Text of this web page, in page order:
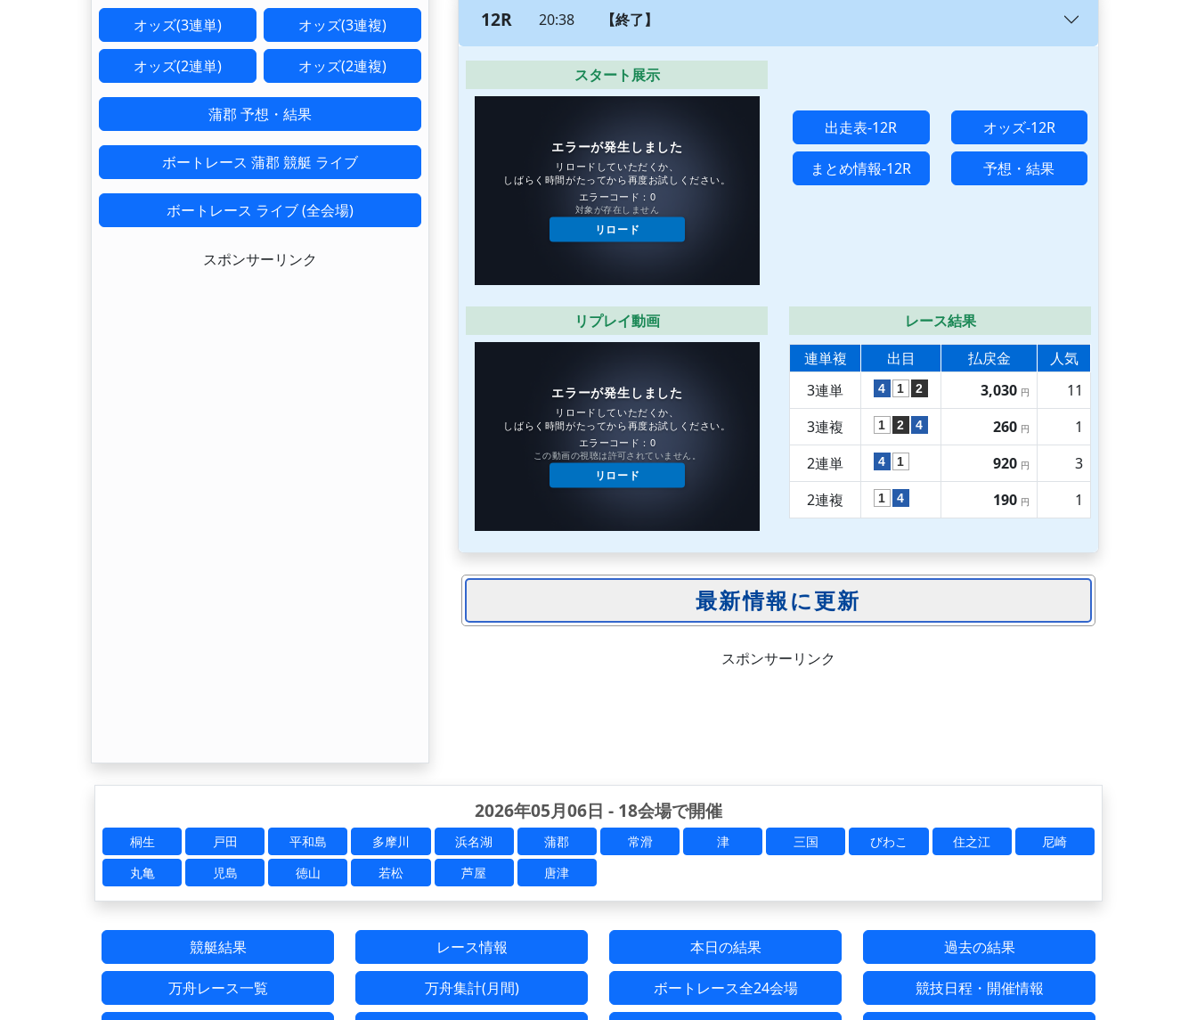
12R 20:38 【終了】
スタート展示
出走表-12R オッズ-12R
まとめ情報-12R 予想・結果
リプレイ動画
レース結果
連単複
出目 払戻金
人気
3連単
4 1 2 3,030 円
11
3連複
1 2 4 260 円
1
2連単
4 1 920 円
3
2連複
1 4 190 円 1
スポンサーリンク
オッズ(3連単) オッズ(3連複)
オッズ(2連単) オッズ(2連複)
蒲郡 予想・結果
ボートレース 蒲郡 競艇 ライブ
ボートレース ライブ (全会場)
スポンサーリンク
2026年05月06日 - 18会場で開催
桐生 戸田 平和島 多摩川 浜名湖 蒲郡 常滑 津 三国 びわこ 住之江
尼崎
丸亀
児島 徳山 若松 芦屋 唐津
競艇結果 レース情報 本日の結果 過去の結果
万舟レース一覧 万舟集計(月間) ボートレース全24会場 競技日程・開催情報